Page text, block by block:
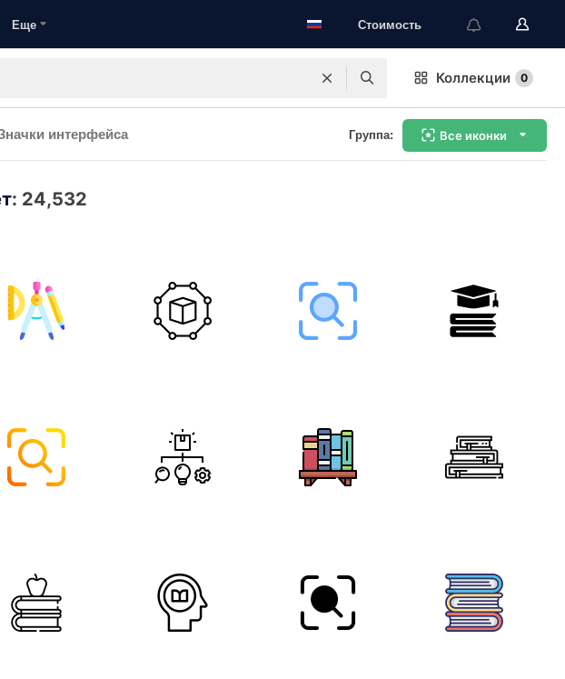
Еще Стоимость
Коллекции 0
интерфейса Группа: Все иконки
: 24,532